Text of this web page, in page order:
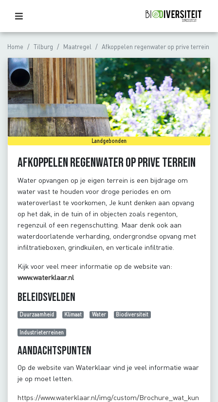
Home Tilburg Maatregel Afkoppelen regenwater op prive terrein
Landgebonden
Afkoppelen regenwater op prive terrein
Water opvangen op je eigen terrein is een bijdrage om
water vast te houden voor droge periodes en om
wateroverlast te voorkomen, Je kunt denken aan opvang
op het dak, in de tuin of in objecten zoals regenton,
regenzuil of een regenschutting. Maar denk ook aan
waterdoorlatende verharding, ondergrondse opvang met
infiltratieboxen, grindkuilen, en verticale infiltratie.
Kijk voor veel meer informatie op de website van:
www.waterklaar.nl
Beleidsvelden
Duurzaamheid Klimaat Water Biodiversiteit
Industrieterreinen
Aandachtspunten
Op de website van Waterklaar vind je veel informatie waar
je op moet letten.
https://www.waterklaar.nl/img/custom/Brochure_wat_kun